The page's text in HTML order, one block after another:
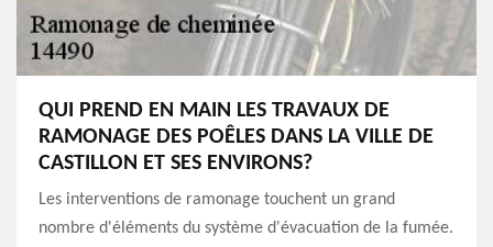
QUI PREND EN MAIN LES TRAVAUX DE
RAMONAGE DES POÊLES DANS LA VILLE DE
CASTILLON ET SES ENVIRONS?
Les interventions de ramonage touchent un grand
nombre d'éléments du système d'évacuation de la fumée.